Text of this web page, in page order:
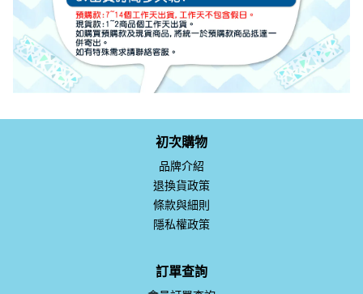
初次購物
品牌介紹
退換貨政策
條款與細則
隱私權政策
訂單查詢